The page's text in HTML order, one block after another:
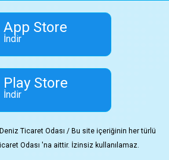
App Store
İndir
Play Store
İndir
Ticaret Odası / Bu site içeriğinin her türlü
Odası 'na aittir. İzinsiz kullanılamaz.